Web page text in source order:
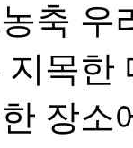
축 우
목
장소